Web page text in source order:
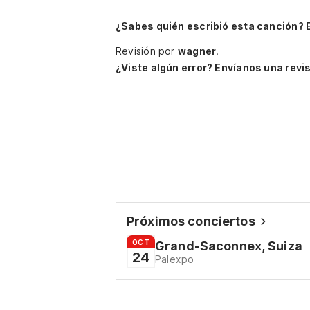
¿Sabes quién escribió esta canción?
Revisión por wagner.
¿Viste algún error? Envíanos una
Próximos conciertos
OCT
24
Grand-Saconnex, Suiza
Palexpo